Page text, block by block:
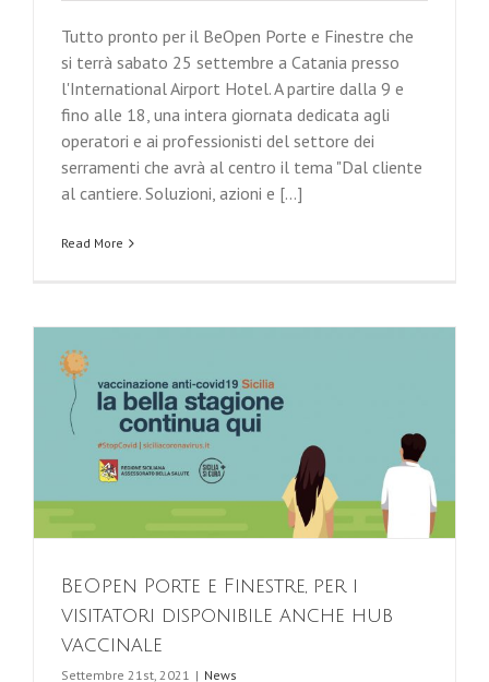
Tutto pronto per il BeOpen Porte e Finestre che
si terrà sabato 25 settembre a Catania presso
l'International Airport Hotel. A partire dalla 9 e
fino alle 18, una intera giornata dedicata agli
operatori e ai professionisti del settore dei
serramenti che avrà al centro il tema "Dal cliente
al cantiere. Soluzioni, azioni e [...]
Read More
BeOpen Porte e Finestre, per i
visitatori disponibile anche hub
vaccinale
Settembre 21st, 2021 | News